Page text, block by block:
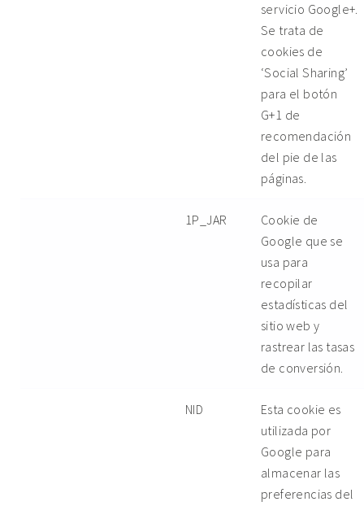
servicio Google+.
Se trata de
cookies de
‘Social Sharing’
para el botón
G+1 de
recomendación
del pie de las
páginas.
1P_JAR
Cookie de
Google que se
usa para
recopilar
estadísticas del
sitio web y
rastrear las tasas
de conversión.
NID
Esta cookie es
utilizada por
Google para
almacenar las
preferencias del